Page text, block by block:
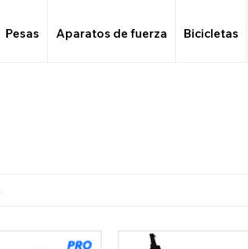
Pesas Aparatos de fuerza Bicicletas